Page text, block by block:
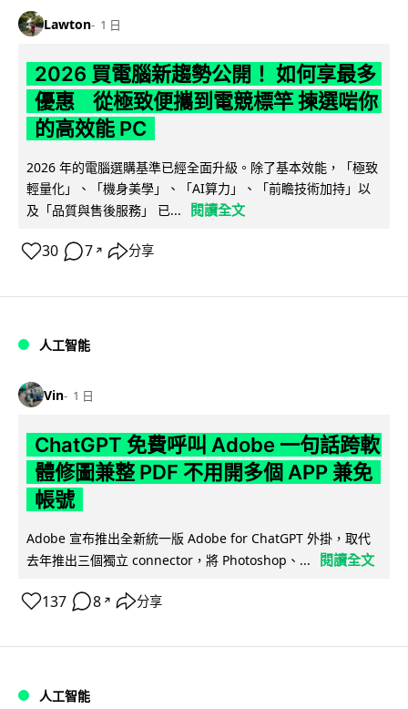
Lawton 1 日
2026 買電腦新趨勢公開！ 如何享最多
優惠 從極致便攜到電競標竿 揀選啱你
的高效能 PC
2026 年的電腦選購基準已經全面升級。除了基本效能，「極致
輕量化」、「機身美學」、「AI算力」、「前瞻技術加持」以
及「品質與售後服務」 已...
閱讀全文
30 7 ↗ 分享
人工智能
Vin 1 日
ChatGPT 免費呼叫 Adobe 一句話跨軟
體修圖兼整 PDF 不用開多個 APP 兼免
帳號
Adobe 宣布推出全新統一版 Adobe for ChatGPT 外掛，取代
去年推出三個獨立 connector，將 Photoshop、...
閱讀全文
137 8 ↗ 分享
人工智能